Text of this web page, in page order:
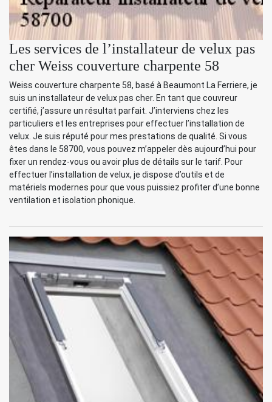
Les services de l’installateur de velux pas
cher Weiss couverture charpente 58
Weiss couverture charpente 58, basé à Beaumont La Ferriere, je
suis un installateur de velux pas cher. En tant que couvreur
certifié, j’assure un résultat parfait. J’interviens chez les
particuliers et les entreprises pour effectuer l’installation de
velux. Je suis réputé pour mes prestations de qualité. Si vous
êtes dans le 58700, vous pouvez m’appeler dès aujourd’hui pour
fixer un rendez-vous ou avoir plus de détails sur le tarif. Pour
effectuer l’installation de velux, je dispose d’outils et de
matériels modernes pour que vous puissiez profiter d’une bonne
ventilation et isolation phonique.